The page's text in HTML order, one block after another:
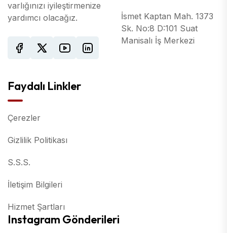
varlığınızı iyileştirmenize
yardımcı olacağız.
İsmet Kaptan Mah. 1373
Sk. No:8 D:101 Suat
Manisalı İş Merkezi
Faydalı Linkler
Çerezler
Gizlilik Politikası
S.S.S.
İletişim Bilgileri
Hizmet Şartları
Instagram Gönderileri